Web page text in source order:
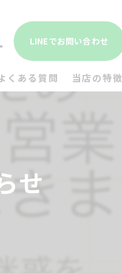
LINEでお問い合わせ
くある質問 当店の特徴
せ